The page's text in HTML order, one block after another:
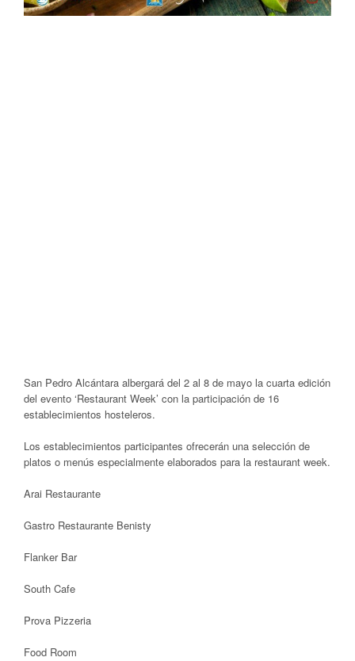
San Pedro Alcántara albergará del 2 al 8 de mayo la cuarta edición
del evento ‘Restaurant Week’ con la participación de 16
establecimientos hosteleros.
Los establecimientos participantes ofrecerán una selección de
platos o menús especialmente elaborados para la restaurant week.
Arai Restaurante
Gastro Restaurante Benisty
Flanker Bar
South Cafe
Prova Pizzeria
Food Room